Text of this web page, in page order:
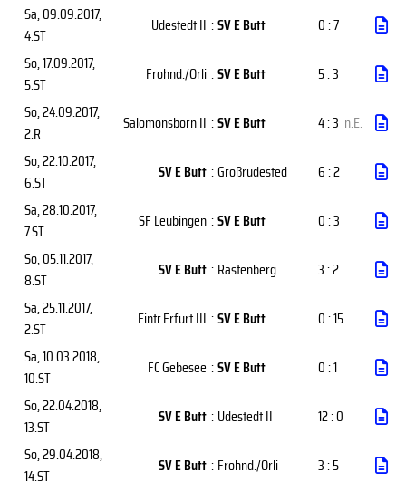
Sa, 09.09.2017,
4.ST
Udestedt II :SV E Butt
0 : 7
So, 17.09.2017,
5.ST
Frohnd./Orli :SV E Butt
5 : 3
So, 24.09.2017,
2.R
Salomonsborn II :SV E Butt 4 : 3 n.E.
So, 22.10.2017,
6.ST
SV E Butt :Großrudested
6 : 2
Sa, 28.10.2017,
7.ST
SF Leubingen :SV E Butt
0 : 3
So, 05.11.2017,
8.ST
SV E Butt : Rastenberg
3 : 2
Sa, 25.11.2017,
2.ST
Eintr.Erfurt III :SV E Butt
0 : 15
Sa, 10.03.2018,
10.ST
FC Gebesee :SV E Butt
0 : 1
So, 22.04.2018,
13.ST
SV E Butt : Udestedt II
12 : 0
So, 29.04.2018,
14.ST
SV E Butt : Frohnd./Orli 3 : 5